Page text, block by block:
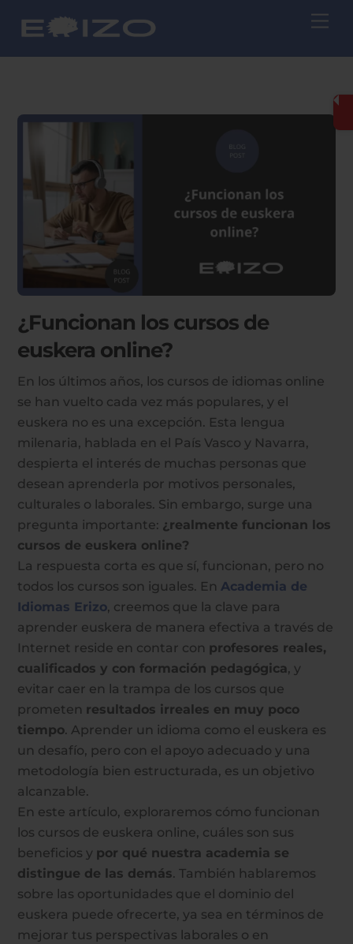
¿Funcionan los cursos de
euskera online?
En los últimos años, los cursos de idiomas online
se han vuelto cada vez más populares, y el
euskera no es una excepción. Esta lengua
milenaria, hablada en el País Vasco y Navarra,
despierta el interés de muchas personas que
desean aprenderla por motivos personales,
culturales o laborales. Sin embargo, surge una
pregunta importante: ¿realmente funcionan los
cursos de euskera online?
La respuesta corta es que sí, funcionan, pero no
todos los cursos son iguales. EnAcademia de
Idiomas Erizo, creemos que la clave para
aprender euskera de manera efectiva a través de
Internet reside en contar con profesores reales,
cualificados y con formación pedagógica, y
evitar caer en la trampa de los cursos que
prometen resultados irreales en muy poco
tiempo. Aprender un idioma como el euskera es
un desafío, pero con el apoyo adecuado y una
metodología bien estructurada, es un objetivo
alcanzable.
En este artículo, exploraremos cómo funcionan
los cursos de euskera online, cuáles son sus
beneficios y por qué nuestra academia se
distingue de las demás.También hablaremos
sobre las oportunidades que el dominio del
euskera puede ofrecerte, ya sea en términos de
mejorar tus perspectivas laborales o en